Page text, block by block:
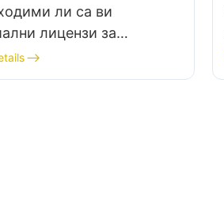
ли са ви
лицензи за
на компютърни